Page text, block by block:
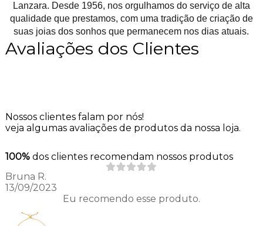
Lanzara. Desde 1956, nos orgulhamos do serviço de alta
qualidade que prestamos, com uma tradição de criação de
suas joias dos sonhos que permanecem nos dias atuais.
Avaliações dos Clientes
Nossos clientes falam por nós!
veja algumas avaliações de produtos da nossa loja.
100% dos clientes recomendam nossos produtos
Bruna R.
13/09/2023
Eu recomendo esse produto.